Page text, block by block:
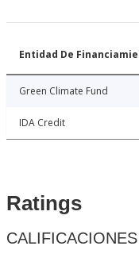
Entidad De
Green Climate Fund
IDA Credit
Ratings